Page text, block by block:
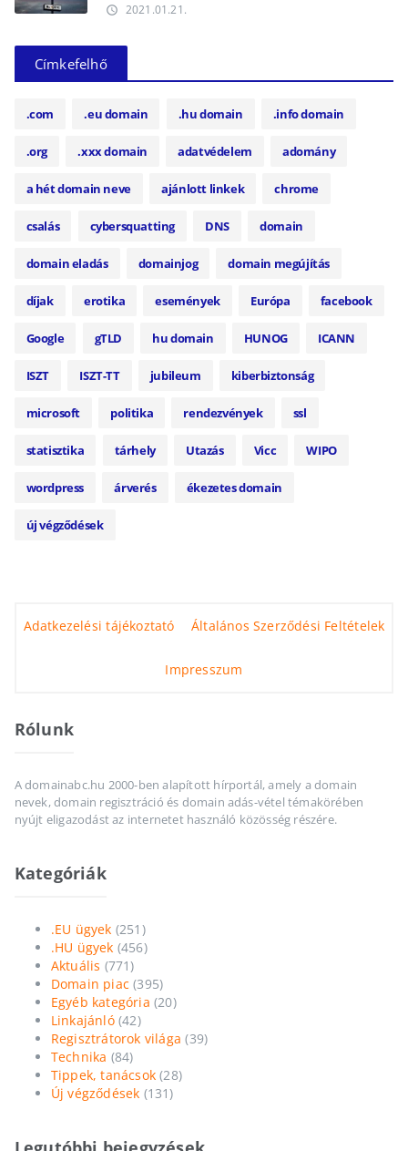
access_time 2021.01.21.
Címkefelhő
.com .eu domain .hu domain .info domain
.org .xxx domain adatvédelem adomány
a hét domain neve ajánlott linkek chrome
csalás cybersquatting DNS domain
domain eladás domainjog domain megújítás
díjak erotika események Európa facebook
Google gTLD hu domain HUNOG ICANN
ISZT ISZT-TT jubileum kiberbiztonság
microsoft politika rendezvények ssl
statisztika tárhely Utazás Vicc WIPO
wordpress árverés ékezetes domain
új végződések
Adatkezelési tájékoztató Általános Szerződési Feltételek
Impresszum
Rólunk
A domainabc.hu 2000-ben alapított hírportál, amely a domain
nevek, domain regisztráció és domain adás-vétel témakörében
nyújt eligazodást az internetet használó közösség részére.
Kategóriák
.EU ügyek (251)
.HU ügyek (456)
Aktuális (771)
Domain piac (395)
Egyéb kategória (20)
Linkajánló(42)
Regisztrátorok világa (39)
Technika (84)
Tippek, tanácsok (28)
Új végződések (131)